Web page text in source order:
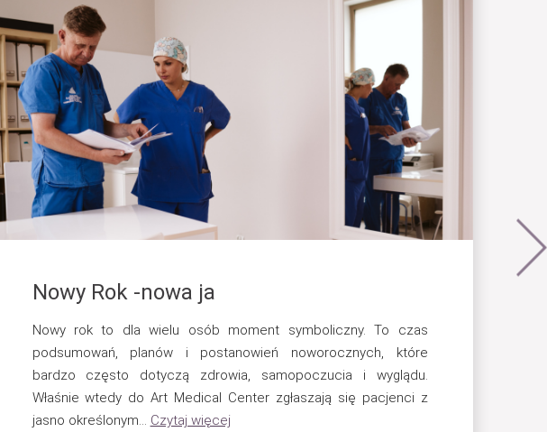
Nowy Rok -nowa ja
Nowy rok to dla wielu osób moment symboliczny. To czas
podsumowań, planów i postanowień noworocznych, które
bardzo często dotyczą zdrowia, samopoczucia i wyglądu.
Właśnie wtedy do Art Medical Center zgłaszają się pacjenci z
jasno określonym... Czytaj więcej